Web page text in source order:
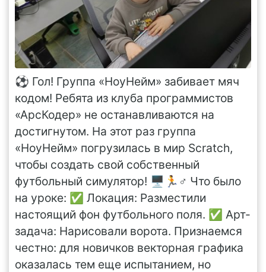
⚽️ Гол! Группа «НоуНейм» забивает мяч
кодом! Ребята из клуба программистов
«АрсКодер» не останавливаются на
достигнутом. На этот раз группа
«НоуНейм» погрузилась в мир Scratch,
чтобы создать свой собственный
футбольный симулятор! 🖥🏃♂️ Что было
на уроке: ✅ Локация: Разместили
настоящий фон футбольного поля. ✅ Арт-
задача: Нарисовали ворота. Признаемся
честно: для новичков векторная графика
оказалась тем еще испытанием, но